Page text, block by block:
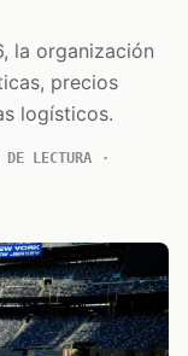
la organización
precios
logísticos.
LECTURA